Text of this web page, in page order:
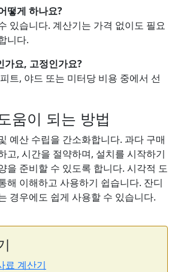
떻게 하나요?
있습니다. 계산기는 가격 없이도 필요
니다.
가요, 고정인가요?
트, 야드 또는 미터당 비용 중에서 선
움이 되는 방법
예산 수립을 간소화합니다. 과다 구매
고, 시간을 절약하며, 설치를 시작하기
을 준비할 수 있도록 합니다. 시각적 도
해 이해하고 사용하기 쉽습니다. 잔디
경우에도 쉽게 사용할 수 있습니다.
료 계산기